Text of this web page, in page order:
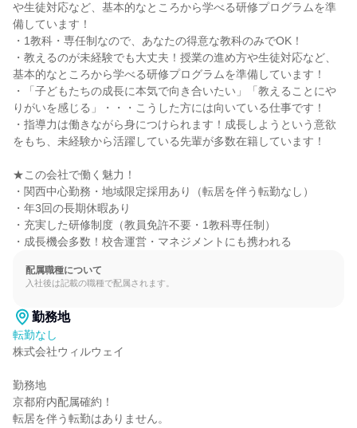
や生徒対応など、基本的なところから学べる研修プログラムを準
備しています！
・1教科・専任制なので、あなたの得意な教科のみでOK！
・教えるのが未経験でも大丈夫！授業の進め方や生徒対応など、
基本的なところから学べる研修プログラムを準備しています！
・「子どもたちの成長に本気で向き合いたい」「教えることにや
りがいを感じる」・・・こうした方には向いている仕事です！
・指導力は働きながら身につけられます！成長しようという意欲
をもち、未経験から活躍している先輩が多数在籍しています！
★この会社で働く魅力！
・関西中心勤務・地域限定採用あり（転居を伴う転勤なし）
・年3回の長期休暇あり
・充実した研修制度（教員免許不要・1教科専任制）
・成長機会多数！校舎運営・マネジメントにも携われる
配属職種について
入社後は記載の職種で配属されます。
勤務地
転勤なし
株式会社ウィルウェイ
勤務地
京都府内配属確約！
転居を伴う転勤はありません。